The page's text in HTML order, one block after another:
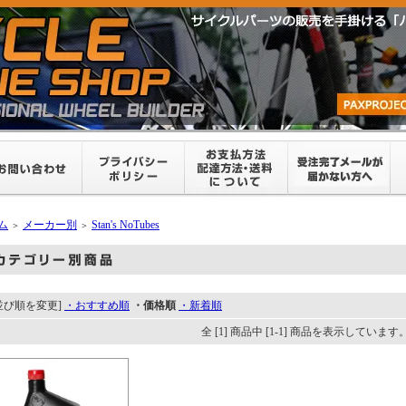
＞ メーカー別 ＞ Stan's NoTubes
び順を変更] ・おすすめ順 ・価格順 ・新着順
全 [1] 商品中 [1-1] 商品を表示しています